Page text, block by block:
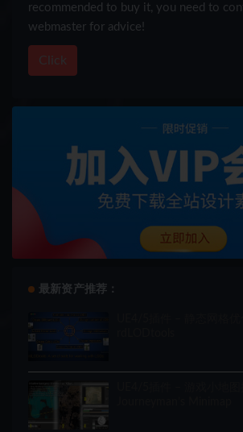
recommended to buy it, you need to
webmaster for advice!
Click
最新资产推荐：